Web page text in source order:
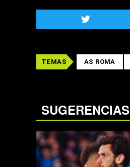
TEMAS AS ROMA
SUGERENCIAS